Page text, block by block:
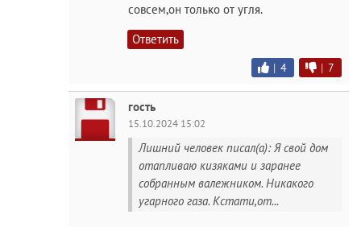
совсем,он только от угля.
Ответить
| 4 | 7
гость
15.10.2024 15:02
Лишний человек писал(а): Я свой дом
отапливаю кизяками и заранее
собранным валежником. Никакого
угарного газа. Кстати,от...